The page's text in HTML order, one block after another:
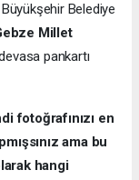
Belediye
Millet
pankartı
fotoğrafınızı en
ama bu
hangi